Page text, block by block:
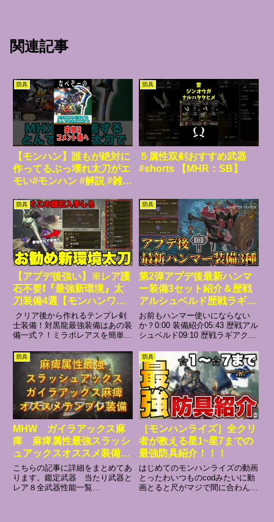
関連記事
防具
【モンハン】誰もが絶対に
作ってるぶっ壊れ太刀がエ
モい#モンハン #解説 #雑学
防具
５属性双剣おすすめ武器
#shorts 【MHR：SB】
防具
【アプデ後強い】※レア護
石不要❗️『最強新環境』太
刀装備4選【モンハンワイ
ルズ】【太刀装備】
⁠ クリア後から作れるテンプレ剣
士装備！対黒龍最強装備はあの装
備一式？！ミラボレアスを簡単に
徹底解説アイスボーンの人口が増
えてる理由パンパンセミ主体の奴
は大体地雷#ワイルズ#モンハン #
モンハンワイルズ#モンハ...
防具
第2弾アプデ後最新ハンマ
ー装備3セット紹介＆歴戦
アルシュベルド歴戦ラギア
クルス実戦【MHWilds:ワ
イルズ】
お前もハンマー使いにならない
か？0:00 装備紹介05:43 歴戦アル
シュベルド09:10 歴戦ラギアクル
防具
MHW ガイラアックス麻
痺 麻痺属性最強スラッシ
ュアックスオススメ装備
モンハンワールド
こちらの記事に詳細をまとめてあ
ります。鑑定武器 当たり武器と
レア８全武器性能一覧
防具
［モンハンライズ］全クリ
者が教える星1~星7までの
最強防具紹介！！！
はじめてのモンハンライズの動画
とったわいつものcodみたいに動
画とると尺がマジで間に合わんモ